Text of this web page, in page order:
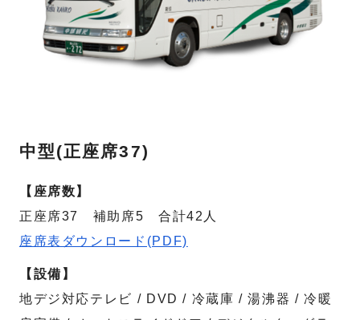
中型(正座席37)
【座席数】
正座席37 補助席5 合計42人
座席表ダウンロード(PDF)
【設備】
地デジ対応テレビ / DVD / 冷蔵庫 / 湯沸器 / 冷暖